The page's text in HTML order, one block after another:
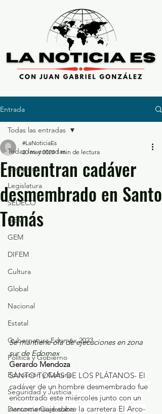
Entrada
Todas las entradas
Congreso
Legislatura
SEDECO
GEM
GEM
DIFEM
Cultura
Global
Nacional
Estatal
Gubernatura Edoméx 2023
Política y Gobierno
Educación y Cultura
Seguridad y Justicia
Denuncia Ciudadana
Todas las entradas
Encuentran cadáver
desmembrado en Santo
Tomás
#LaNoticiaEs
20 may 2020 1 min de lectura
Se mantiene ola de ejecuciones en zona
sur de Edomex
Gerardo Mendoza
SANTO TOMÁS DE LOS PLÁTANOS- El
cadáver de un hombre desmembrado fue
encontrado este miércoles junto con un
narcomensaje sobre la carretera El Arco-